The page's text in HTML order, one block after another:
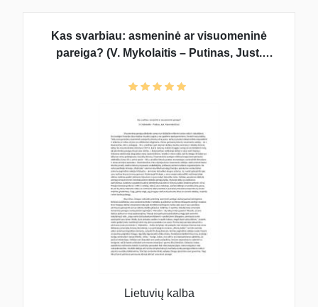
Kas svarbiau: asmeninė ar visuomeninė
pareiga? (V. Mykolaitis – Putinas, Just.
Lietuvių kalba